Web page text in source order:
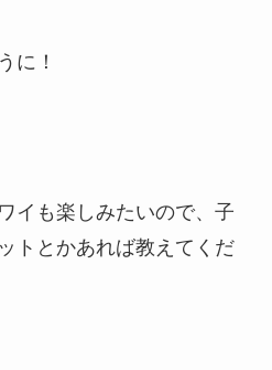
に！
イも楽しみたいので、子
トとかあれば教えてくだ